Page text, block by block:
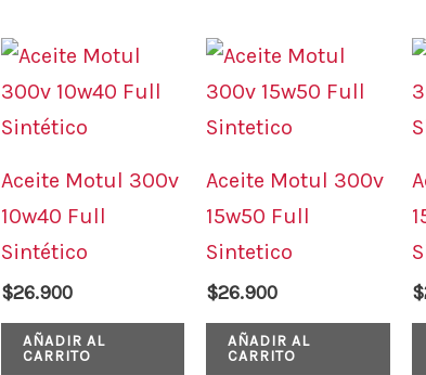
Aceite Motul 300v
10w40 Full
Sintético
$26.900
AÑADIR AL
CARRITO
Aceite Motul 300v
15w50 Full
Sintetico
$26.900
AÑADIR AL
CARRITO
$